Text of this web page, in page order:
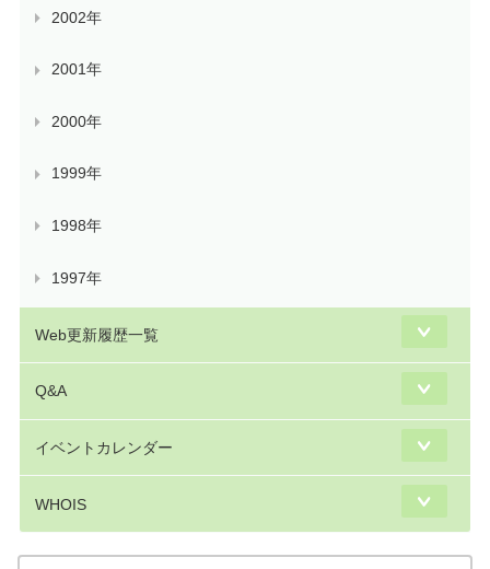
2002年
2001年
2000年
1999年
1998年
1997年
Web更新履歴一覧
Q&A
イベントカレンダー
WHOIS